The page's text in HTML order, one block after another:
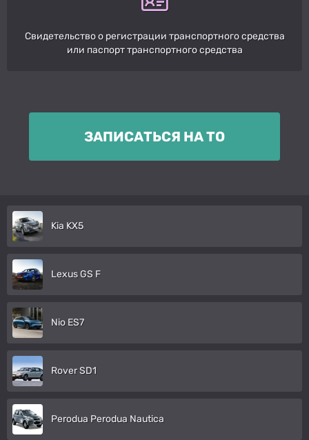
Свидетельство о регистрации транспортного средства
или паспорт транспортного средства
ЗАПИСАТЬСЯ НА ТО
Kia KX5
Lexus GS F
Nio ES7
Rover SD1
Perodua Perodua Nautica